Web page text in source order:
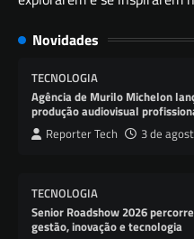
Novidades
TECNOLOGIA
Agência de Murilo Michelon
produção audiovisual
Reporter Tech 3 de
TECNOLOGIA
Senior Roadshow 2026
gestão, inovação e tecnologia